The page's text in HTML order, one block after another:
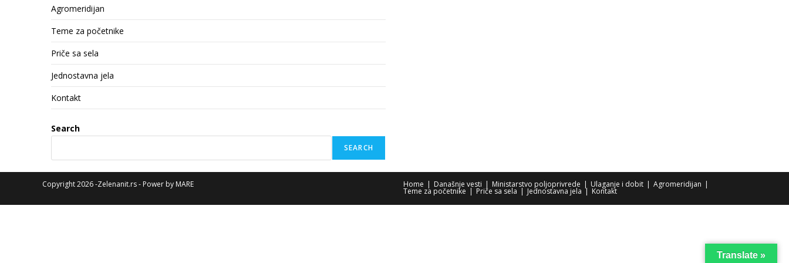
Agromeridijan
Teme za početnike
Priče sa sela
Jednostavna jela
Kontakt
Search
SEARCH
Home Današnje vesti Ministarstvo poljoprivrede Ulaganje i dobit Agromeridijan
Teme za početnike Priče sa sela Jednostavna jela Kontakt
Copyright 2026 -Zelenanit.rs - Power by MARE
Translate »